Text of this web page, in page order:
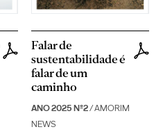
Falar de
sustentabilidade é
falar de um
caminho
ANO 2025 Nº2/ AMORIM
NEWS